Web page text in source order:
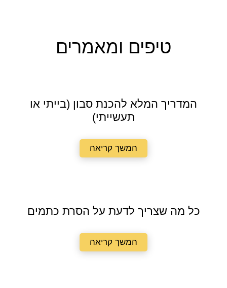
טיפים ומאמרים
המדריך המלא להכנת סבון (בייתי או
תעשייתי)
המשך קריאה
כל מה שצריך לדעת על הסרת כתמים
המשך קריאה